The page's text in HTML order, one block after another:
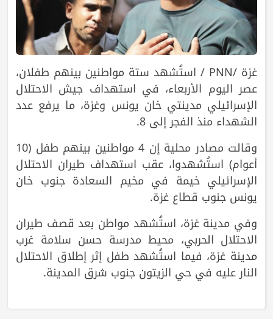
غزة /PNN / استُشهد ستة مواطنين بينهم طفلان،
عصر اليوم الأربعاء، في استهداف جيش الاحتلال
الإسرائيلي مدينتي خان يونس وغزة، ما يرفع عدد
الشهداء منذ الفجر إلى 8.
وقالت مصادر محلية إن 4 مواطنين بينهم طفل (10
أعوام) استُشهدوا، عقب استهداف طيران الاحتلال
الإسرائيلي خيمة في مخيم السعادة جنوب خان
يونس جنوب قطاع غزة.
وفي مدينة غزة، استُشهد مواطن بعد قصف طيران
الاحتلال الحربي، محيط مدرسة حسن سلامة غرب
مدينة غزة، فيما استُشهد طفل إثر إطلاق الاحتلال
النار عليه في حي الزيتون جنوب شرق المدينة.